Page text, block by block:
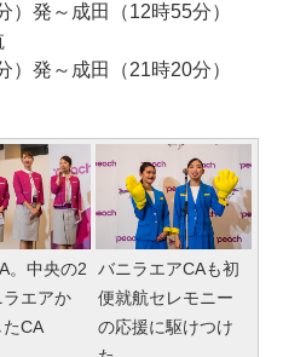
）発～成田（12時55分）
）発～成田（21時20分）
。中央の2
エアか
たCA
バニラエアCAも初
便就航セレモニー
の応援に駆けつけ